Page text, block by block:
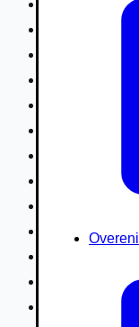
Nákladné
Vodné/
Špeciály/
Návesy/